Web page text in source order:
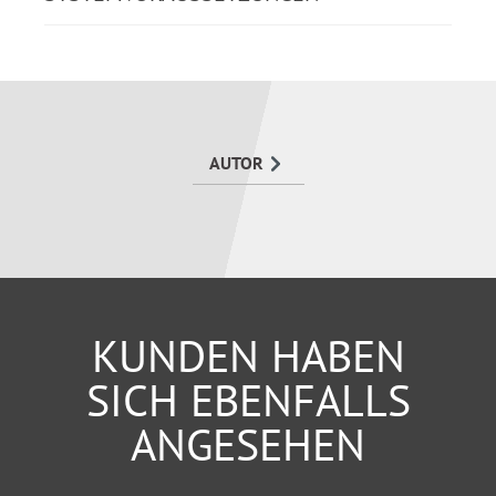
bei der Entscheidungsfindung
im Handeln (oder Nichthandeln)
AUTOR
KUNDEN HABEN
SICH EBENFALLS
ANGESEHEN